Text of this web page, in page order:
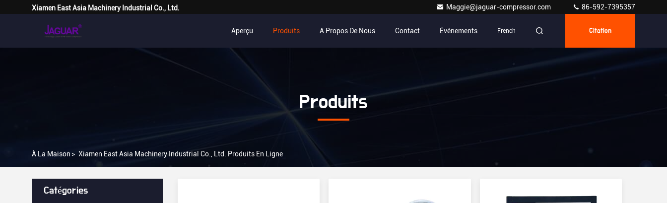
Xiamen East Asia Machinery Industrial Co., Ltd. Maggie@jaguar-compressor.com 86-592-7395357
Aperçu Produits A Propos De Nous Contact Événements French Citation
Produits
À La Maison > Xiamen East Asia Machinery Industrial Co., Ltd. Produits En Ligne
Catégories